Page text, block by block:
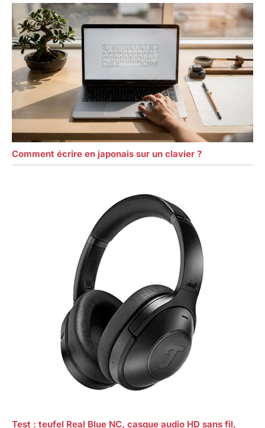
Comment écrire en japonais sur un clavier ?
Test : teufel Real Blue NC, casque audio HD sans fil,